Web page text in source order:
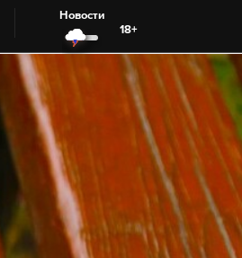
Новости
18+